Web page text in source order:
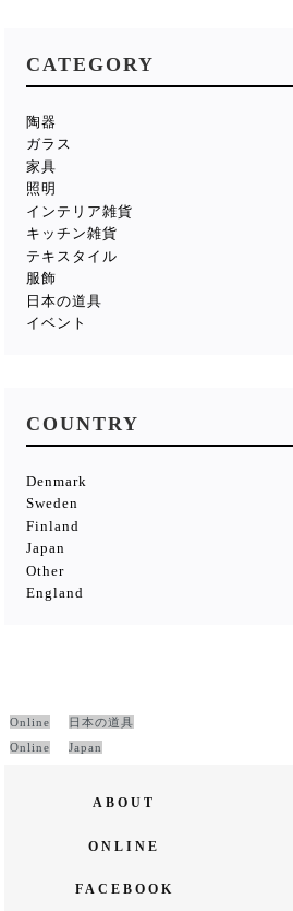
CATEGORY
陶器
ガラス
家具
照明
インテリア雑貨
キッチン雑貨
テキスタイル
服飾
日本の道具
イベント
COUNTRY
Denmark
Sweden
Finland
Japan
Other
England
Online
日本の道具
Online
Japan
ABOUT
ONLINE
FACEBOOK